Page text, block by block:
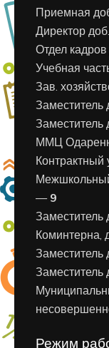
Приемная
Директор
Отдел
Учебная
Зав.
ММЦ
— 9
Заместитель
Режим